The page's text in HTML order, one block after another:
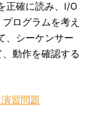
正確に読み、I/O
ログラムを考え
、シーケンサー
動作を確認する
習問題